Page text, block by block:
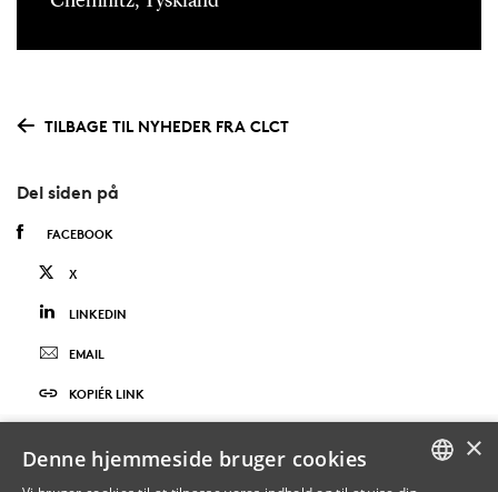
TILBAGE TIL NYHEDER FRA CLCT
Del siden på
FACEBOOK
X
LINKEDIN
EMAIL
KOPIÉR LINK
×
Denne hjemmeside bruger cookies